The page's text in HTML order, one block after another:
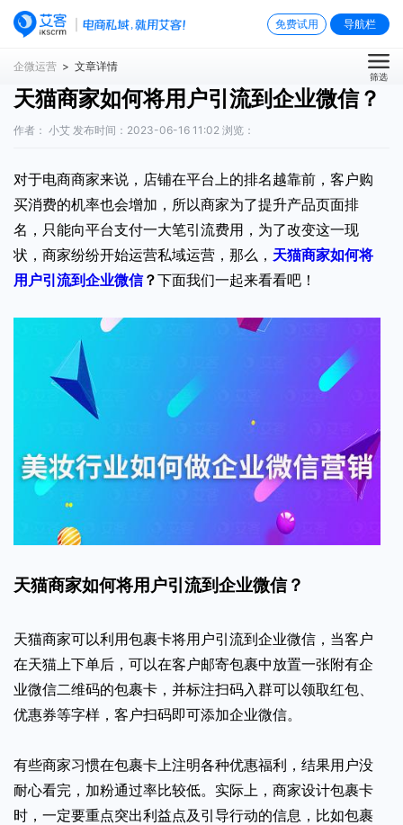
免费试用 导航栏
企微运营 > 文章详情
筛选
天猫商家如何将用户引流到企业微信？
作者： 小艾 发布时间：2023-06-16 11:02 浏览：
对于电商商家来说，店铺在平台上的排名越靠前，客户购
买消费的机率也会增加，所以商家为了提升产品页面排
名，只能向平台支付一大笔引流费用，为了改变这一现
状，商家纷纷开始运营私域运营，那么， 天猫商家如何将
用户引流到企业微信？下面我们一起来看看吧！
天猫商家如何将用户引流到企业微信？
天猫商家可以利用包裹卡将用户引流到企业微信，当客户
在天猫上下单后，可以在客户邮寄包裹中放置一张附有企
业微信二维码的包裹卡，并标注扫码入群可以领取红包、
优惠券等字样，客户扫码即可添加企业微信。
有些商家习惯在包裹卡上注明各种优惠福利，结果用户没
耐心看完，加粉通过率比较低。实际上，商家设计包裹卡
时，一定要重点突出利益点及引导行动的信息，比如包裹